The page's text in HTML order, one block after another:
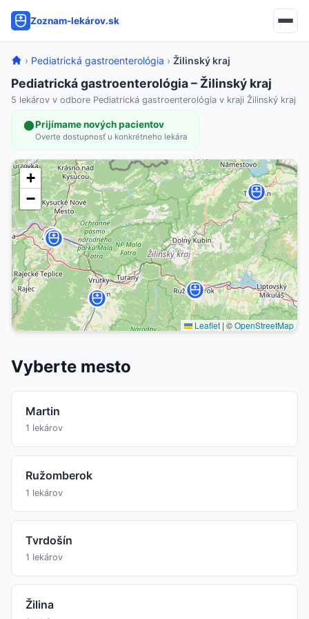
Zoznam-lekárov.sk
› Pediatrická gastroenterológia › Žilinský kraj
Pediatrická gastroenterológia – Žilinský kraj
5 lekárov v odbore Pediatrická gastroenterológia v kraji Žilinský kraj
Prijímame nových pacientov
Overte dostupnosť u konkrétneho lekára
+
−
Leaflet | ©OpenStreetMap
Vyberte mesto
Martin
1 lekárov
Ružomberok
1 lekárov
Tvrdošín
1 lekárov
Žilina